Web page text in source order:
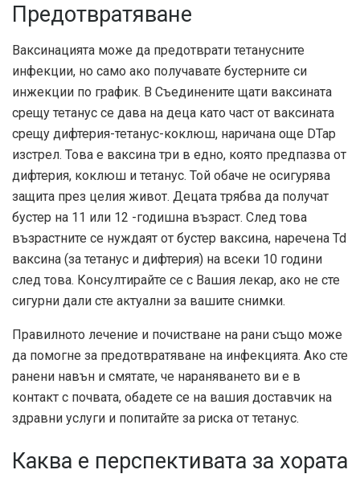
Предотвратяване
Ваксинацията може да предотврати тетанусните
инфекции, но само ако получавате бустерните си
инжекции по график. В Съединените щати ваксината
срещу тетанус се дава на деца като част от ваксината
срещу дифтерия-тетанус-коклюш, наричана още DTap
изстрел. Това е ваксина три в едно, която предпазва от
дифтерия, коклюш и тетанус. Той обаче не осигурява
защита през целия живот. Децата трябва да получат
бустер на 11 или 12 -годишна възраст. След това
възрастните се нуждаят от бустер ваксина, наречена Td
ваксина (за тетанус и дифтерия) на всеки 10 години
след това. Консултирайте се с Вашия лекар, ако не сте
сигурни дали сте актуални за вашите снимки.
Правилното лечение и почистване на рани също може
да помогне за предотвратяване на инфекцията. Ако сте
ранени навън и смятате, че нараняването ви е в
контакт с почвата, обадете се на вашия доставчик на
здравни услуги и попитайте за риска от тетанус.
Каква е перспективата за хората